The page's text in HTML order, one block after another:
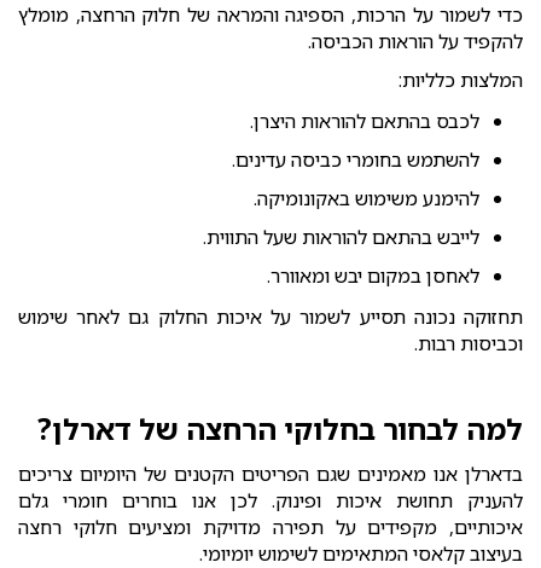
כדי לשמור על הרכות, הספיגה והמראה של חלוק הרחצה, מומלץ
להקפיד על הוראות הכביסה.
המלצות כלליות:
לכבס בהתאם להוראות היצרן.
להשתמש בחומרי כביסה עדינים.
להימנע משימוש באקונומיקה.
לייבש בהתאם להוראות שעל התווית.
לאחסן במקום יבש ומאוורר.
תחזוקה נכונה תסייע לשמור על איכות החלוק גם לאחר שימוש
וכביסות רבות.
למה לבחור בחלוקי הרחצה של דארלן?
בדארלן אנו מאמינים שגם הפריטים הקטנים של היומיום צריכים
להעניק תחושת איכות ופינוק. לכן אנו בוחרים חומרי גלם
איכותיים, מקפידים על תפירה מדויקת ומציעים חלוקי רחצה
בעיצוב קלאסי המתאימים לשימוש יומיומי.